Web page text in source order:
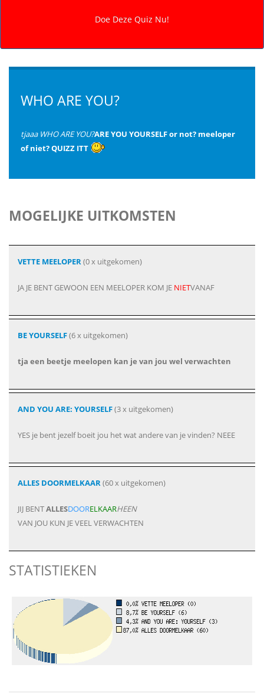
WHO ARE YOU?
tjaaa WHO ARE YOU?ARE YOU YOURSELF or not? meeloper
of niet? QUIZZ ITT
MOGELIJKE UITKOMSTEN
VETTE MEELOPER(0 x uitgekomen)
JA JE BENT GEWOON EEN MEELOPER KOM JE NIETVANAF
BE YOURSELF(6 x uitgekomen)
tja een beetje meelopen kan je van jou wel verwachten
AND YOU ARE: YOURSELF(3 x uitgekomen)
YES je bent jezelf boeit jou het wat andere van je vinden? NEEE
ALLES DOORMELKAAR(60 x uitgekomen)
JIJ BENTALLESDOORELKAARHEEN
VAN JOU KUN JE VEEL VERWACHTEN
STATISTIEKEN